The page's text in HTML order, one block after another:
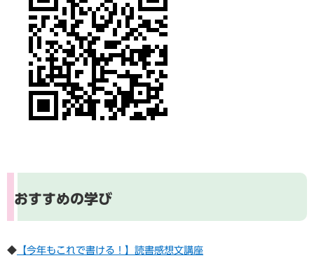
おすすめの学び
◆ 【今年もこれで書ける！】読書感想文講座